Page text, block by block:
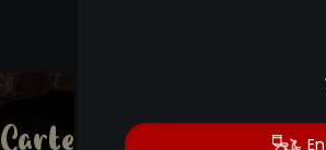
Carte